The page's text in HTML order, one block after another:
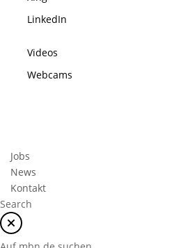
LinkedIn
Videos
Webcams
Jobs
News
Kontakt
Search